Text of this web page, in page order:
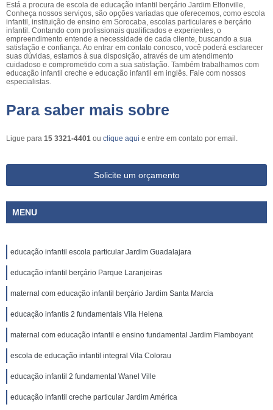
Está a procura de escola de educação infantil berçário Jardim Eltonville,
Conheça nossos serviços, são opções variadas que oferecemos, como escola
infantil, instituição de ensino em Sorocaba, escolas particulares e berçário
infantil. Contando com profissionais qualificados e experientes, o
empreendimento entende a necessidade de cada cliente, buscando a sua
satisfação e confiança. Ao entrar em contato conosco, você poderá esclarecer
suas dúvidas, estamos à sua disposição, através de um atendimento
cuidadoso e comprometido com a sua satisfação. Também trabalhamos com
educação infantil creche e educação infantil em inglês. Fale com nossos
especialistas.
Para saber mais sobre
Ligue para 15 3321-4401 ou clique aqui e entre em contato por email.
Solicite um orçamento
MENU
educação infantil escola particular Jardim Guadalajara
educação infantil berçário Parque Laranjeiras
maternal com educação infantil berçário Jardim Santa Marcia
educação infantis 2 fundamentais Vila Helena
maternal com educação infantil e ensino fundamental Jardim Flamboyant
escola de educação infantil integral Vila Colorau
educação infantil 2 fundamental Wanel Ville
educação infantil creche particular Jardim América